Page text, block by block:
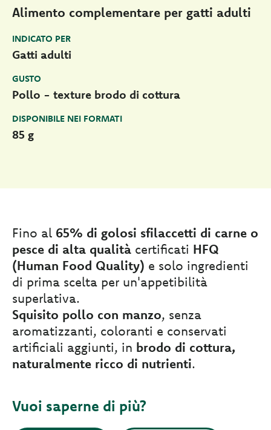
Alimento complementare per gatti adulti
INDICATO PER
Gatti adulti
GUSTO
Pollo - texture brodo di cottura
DISPONIBILE NEI FORMATI
85 g
Fino al 65% di golosi sfilaccetti di carne o
pesce di alta qualità certificati HFQ
(Human Food Quality) e solo ingredienti
di prima scelta per un'appetibilità
superlativa.
Squisito pollo con manzo, senza
aromatizzanti, coloranti e conservati
artificiali aggiunti, in brodo di cottura,
naturalmente ricco di nutrienti.
Vuoi saperne di più?